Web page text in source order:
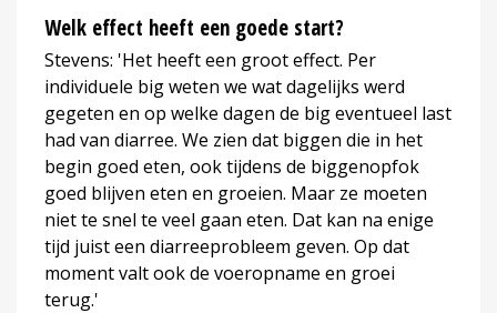
Welk effect heeft een goede start?
Stevens: 'Het heeft een groot effect. Per
individuele big weten we wat dagelijks werd
gegeten en op welke dagen de big eventueel last
had van diarree. We zien dat biggen die in het
begin goed eten, ook tijdens de biggenopfok
goed blijven eten en groeien. Maar ze moeten
niet te snel te veel gaan eten. Dat kan na enige
tijd juist een diarreeprobleem geven. Op dat
moment valt ook de voeropname en groei
terug.'